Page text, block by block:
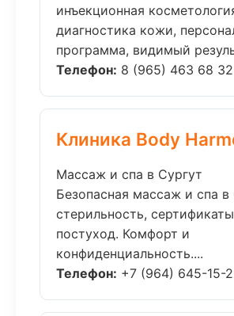
инъекционная
диагностика кожи,
программа, видимый
Телефон: 8 (965) 463 68 32
Клиника Body
Массаж и спа в Сургут
Безопасная массаж и спа в
стерильность,
постуход. Комфорт и
конфиденциальность....
Телефон: +7 (964) 645-15-